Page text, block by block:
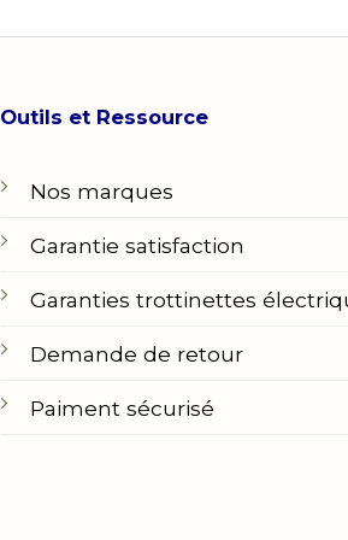
Outils et Ressource
Nos marques
Garantie satisfaction
Garanties trottinettes
Demande de retour
Paiment sécurisé